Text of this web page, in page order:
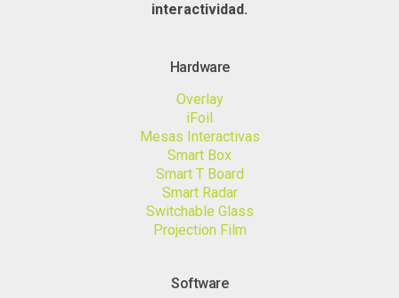
interactividad.
Hardware
Overlay
iFoil
Mesas Interactivas
Smart Box
Smart T Board
Smart Radar
Switchable Glass
Projection Film
Software